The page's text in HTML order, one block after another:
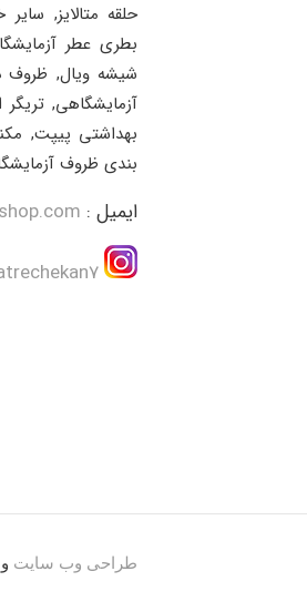
حلقه متالایز,
بطری عطر
شیشه ویال, ظروف
آزمایشگاهی,
بهداشتی پیپت,
بندی ظروف
ایمیل :
طراحی وب سایت و